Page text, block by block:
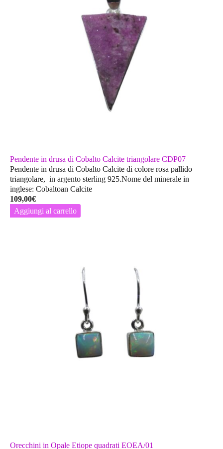
Pendente in drusa di Cobalto Calcite triangolare CDP07
Pendente in drusa di Cobalto Calcite di colore rosa pallido
triangolare, in argento sterling 925.Nome del minerale in
inglese: Cobaltoan Calcite
109,00€
Aggiungi al carrello
Orecchini in Opale Etiope quadrati EOEA/01